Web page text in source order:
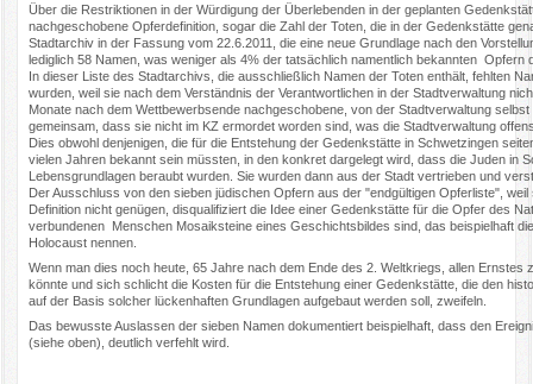
Über die Restriktionen in der Würdigung der Überlebenden in der geplanten
nachgeschobene Opferdefinition, sogar die Zahl der Toten, die in der Gedenkstätte
Stadtarchiv in der Fassung vom 22.6.2011, die eine neue Grundlage nach den
lediglich 58 Namen, was weniger als 4% der tatsächlich namentlich bekannten Opfern
In dieser Liste des Stadtarchivs, die ausschließlich Namen der Toten enthält, fehlten
wurden, weil sie nach dem Verständnis der Verantwortlichen in der Stadtverwaltung
Monate nach dem Wettbewerbsende nachgeschobene, von der Stadtverwaltung
gemeinsam, dass sie nicht im KZ ermordet worden sind, was die Stadtverwaltung
Dies obwohl denjenigen, die für die Entstehung der Gedenkstätte in Schwetzingen
vielen Jahren bekannt sein müssten, in den konkret dargelegt wird, dass die Juden
Lebensgrundlagen beraubt wurden. Sie wurden dann aus der Stadt vertrieben und
Der Ausschluss von den sieben jüdischen Opfern aus der "endgültigen Opferliste",
Definition nicht genügen, disqualifiziert die Idee einer Gedenkstätte für die Opfer des
verbundenen Menschen Mosaiksteine eines Geschichtsbildes sind, das beispielhaft
Holocaust nennen.
Wenn man dies noch heute, 65 Jahre nach dem Ende des 2. Weltkriegs, allen
könnte und sich schlicht die Kosten für die Entstehung einer Gedenkstätte, die den
auf der Basis solcher lückenhaften Grundlagen aufgebaut werden soll, zweifeln.
Das bewusste Auslassen der sieben Namen dokumentiert beispielhaft, dass den
(siehe oben), deutlich verfehlt wird.